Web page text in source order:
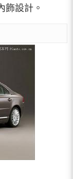
飾設計。